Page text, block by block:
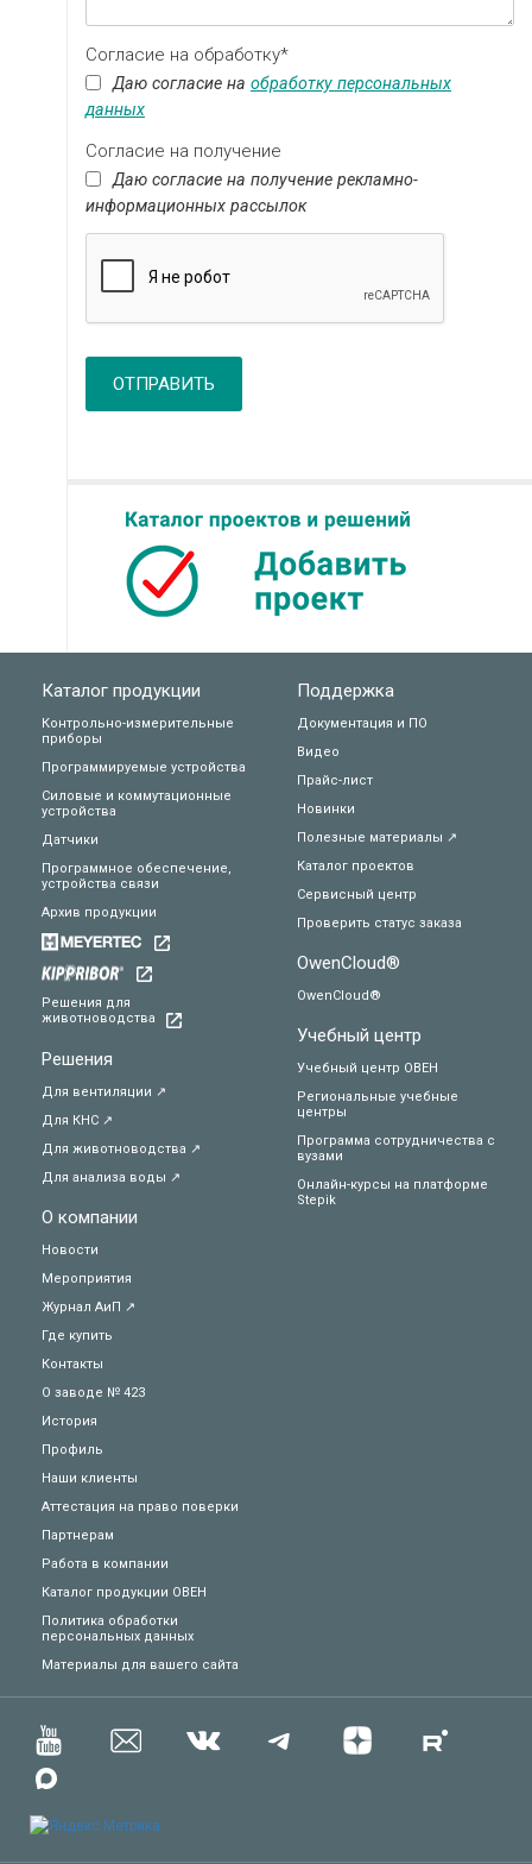
Согласие на обработку*
Даю согласие на обработку персональных
данных
Согласие на получение
Даю согласие на получение рекламно-
информационных рассылок
ОТПРАВИТЬ
Каталог продукции
Контрольно-измерительные
приборы
Программируемые устройства
Силовые и коммутационные
устройства
Датчики
Программное обеспечение,
устройства связи
Архив продукции
Решения для
животноводства
Решения
Для вентиляции ↗
Для КНС ↗
Для животноводства ↗
Для анализа воды ↗
О компании
Новости
Мероприятия
Журнал АиП ↗
Где купить
Контакты
О заводе № 423
История
Профиль
Наши клиенты
Аттестация на право поверки
Партнерам
Работа в компании
Каталог продукции ОВЕН
Политика обработки
персональных данных
Материалы для вашего сайта
Поддержка
Документация и ПО
Видео
Прайс-лист
Новинки
Полезные материалы ↗
Каталог проектов
Сервисный центр
Проверить статус заказа
OwenCloud®
OwenCloud®
Учебный центр
Учебный центр ОВЕН
Региональные учебные
центры
Программа сотрудничества с
вузами
Онлайн-курсы на платформе
Stepik